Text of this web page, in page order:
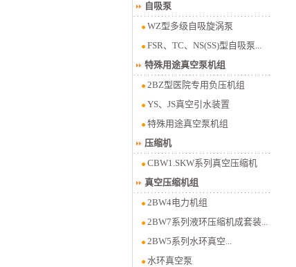
自吸泵
WZ型多级自吸旋涡泵
FSR、TC、NS(SS)型自吸泵...
特殊用途真空泵机组
2BZ型医院专用负压机组
YS、JS真空引水装置
特殊用途真空泵机组
压缩机
CBW1.SKW系列真空压缩机
真空压缩机组
2BW4电力机组
2BW7系列液环压缩机成套装...
2BW5系列水环真空...
水环真空泵